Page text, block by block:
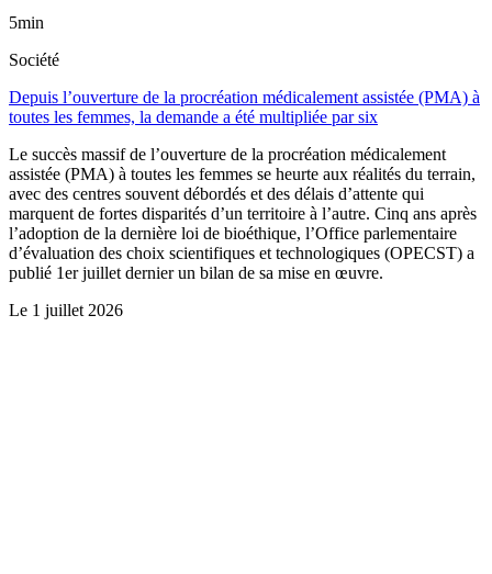
5min
Société
Depuis l’ouverture de la procréation médicalement assistée (PMA) à
toutes les femmes, la demande a été multipliée par six
Le succès massif de l’ouverture de la procréation médicalement
assistée (PMA) à toutes les femmes se heurte aux réalités du terrain,
avec des centres souvent débordés et des délais d’attente qui
marquent de fortes disparités d’un territoire à l’autre. Cinq ans après
l’adoption de la dernière loi de bioéthique, l’Office parlementaire
d’évaluation des choix scientifiques et technologiques (OPECST) a
publié 1er juillet dernier un bilan de sa mise en œuvre.
Le 1 juillet 2026